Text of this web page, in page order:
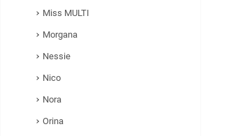
Miss MULTI
Morgana
Nessie
Nico
Nora
Orina